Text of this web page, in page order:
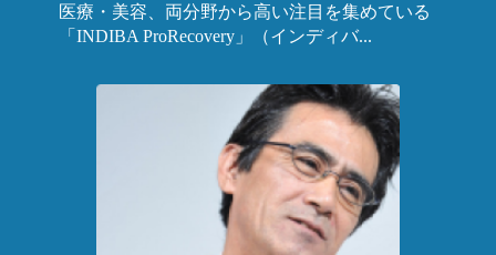
医療・美容、両分野から高い注目を集めている
「INDIBA ProRecovery」（インディバ...